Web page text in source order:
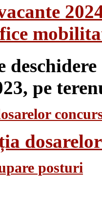
pe
posturi